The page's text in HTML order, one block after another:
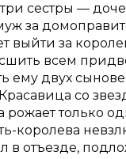
сестры —
за
выйти за
всем
ему двух
Красавица со
рожает только
королева
в отъезде,